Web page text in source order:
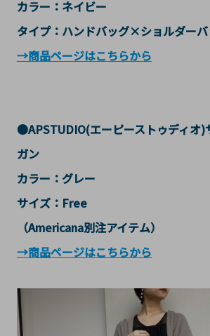
カラー：ネイビー
タイプ：ハンドバッグ×ショルダーバ
→商品ページはこちらから
●APSTUDIO(エーピーストゥディオ)
ガン
カラー：グレー
サイズ：Free
（Americana別注アイテム）
→商品ページはこちらから